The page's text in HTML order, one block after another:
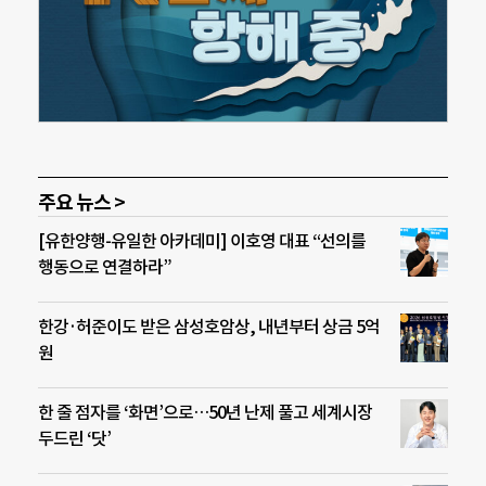
주요 뉴스 >
[유한양행-유일한 아카데미] 이호영 대표 “선의를
행동으로 연결하라”
한강·허준이도 받은 삼성호암상, 내년부터 상금 5억
원
한 줄 점자를 ‘화면’으로…50년 난제 풀고 세계시장
두드린 ‘닷’